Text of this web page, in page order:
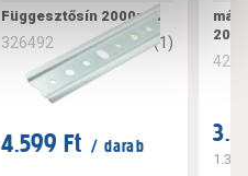
Függesztősín 2000mm
326492 5 (1)
4.599 Ft / darab